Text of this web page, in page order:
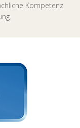
Kompetenz